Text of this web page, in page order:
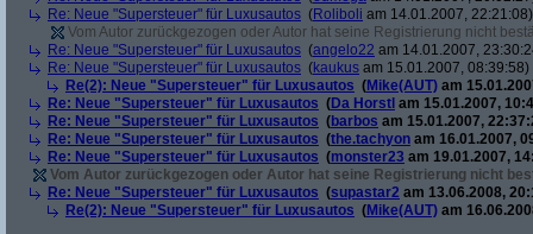
Re: Neue "Supersteuer" für Luxusautos (Roliboli am 14.01.2007, 22:21:08)
Vom Autor zurückgezogen oder Autor hat seine Registrierung nicht
Re: Neue "Supersteuer" für Luxusautos (angelo22 am 14.01.2007,
Re: Neue "Supersteuer" für Luxusautos (kaukus am 15.01.2007, 08:39:58)
Re(2): Neue "Supersteuer" für Luxusautos (Mike(AUT) am
Re: Neue "Supersteuer" für Luxusautos (Da Horstl am 15.01.2007,
Re: Neue "Supersteuer" für Luxusautos (barbos am 15.01.2007,
Re: Neue "Supersteuer" für Luxusautos (the.tachyon am 16.01.2007,
Re: Neue "Supersteuer" für Luxusautos (monster23 am 19.01.2007,
Vom Autor zurückgezogen oder Autor hat seine Registrierung nicht
Re: Neue "Supersteuer" für Luxusautos (supastar2 am 13.06.2008,
Re(2): Neue "Supersteuer" für Luxusautos (Mike(AUT) am